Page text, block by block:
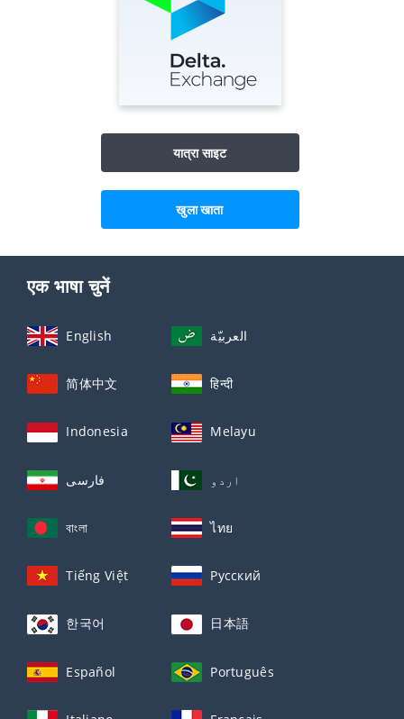
यात्रा साइट
खुला खाता
एक भाषा चुनें
English العربيّة
简体中文 हिन्दी
Indonesia Melayu
فارسی اردو
বাংলা ไทย
Tiếng Việt Русский
한국어 日本語
Español Português